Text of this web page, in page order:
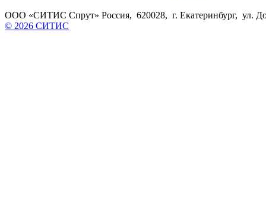
ООО «СИТИС Спрут» Россия, 620028, г. Екатеринбург, ул.
© 2026 СИТИС